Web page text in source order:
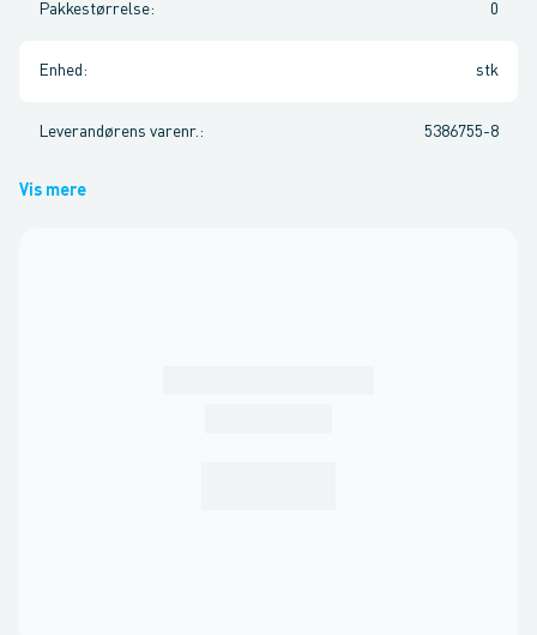
Pakkestørrelse: 0
Enhed : stk
Leverandørens varenr. : 5386755-8
Vis mere